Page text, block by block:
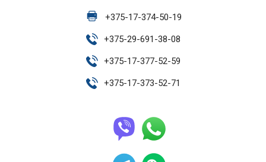
+375-17-374-50-19
+375-29-691-38-08
+375-17-377-52-59
+375-17-373-52-71